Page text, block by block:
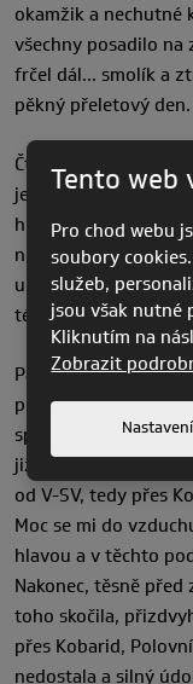
okamžik a nechutné
všechny posadilo
frčel dál… smolík a
pěkný přeletový den.
Čtvrtek byl snad
jednoduchá a
hranice s Itálií, kde
někteří letěli na
u kempu v Tolminu.
téměř nebyli
Páteční závodní den
počasí. Vedro nás
sprcha byla
jižní proudění, ale
od V-SV, tedy přes
Moc se mi do
hlavou a v těchto
Nakonec, těsně
toho skočila,
přes Kobarid,
nedostala a silný
Tento web
Pro chod webu
soubory
služeb,
jsou však nutné
Kliknutím na
Zobrazit
Nastavení